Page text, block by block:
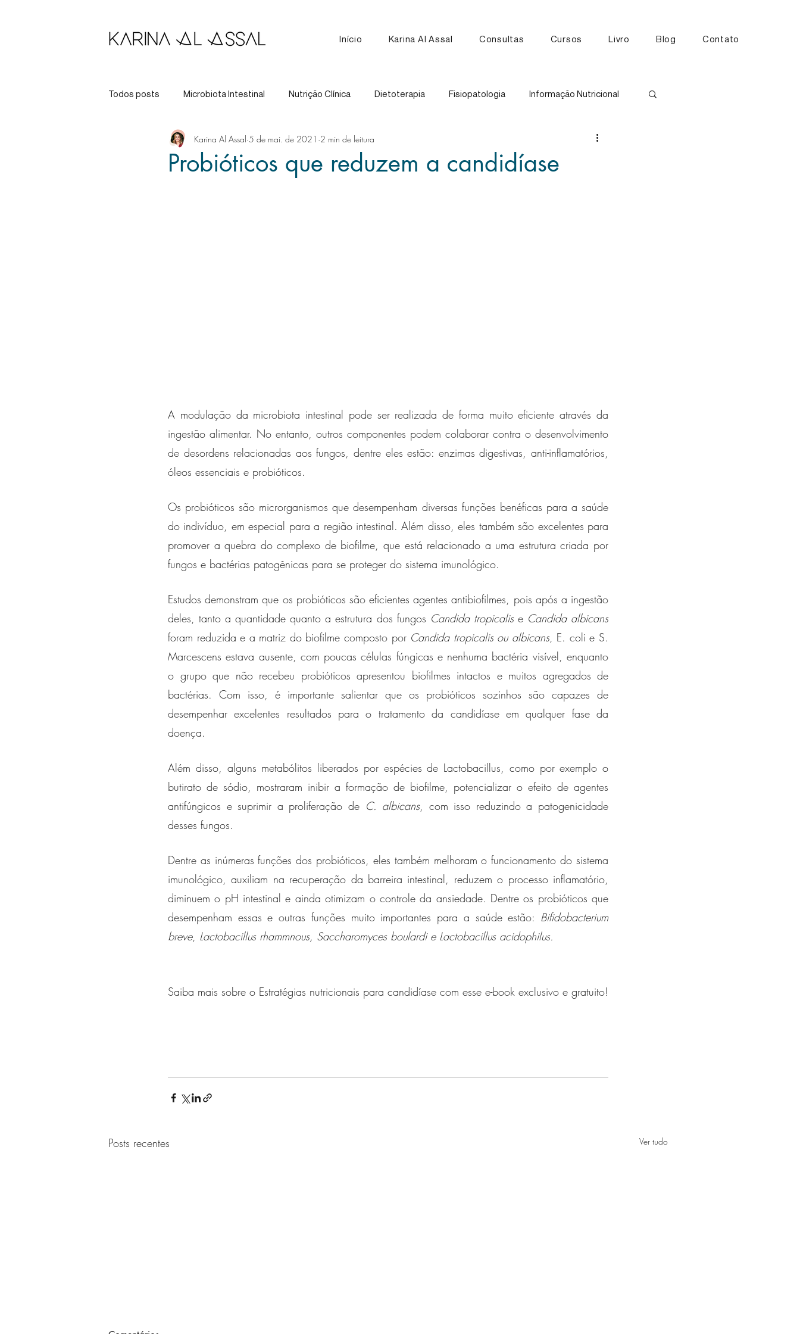
Início Karina Al Assal Consultas Cursos Livro Blog Contato
Todos posts Microbiota Intestinal Nutrição Clínica Dietoterapia Fisiopatologia Informação Nutricional
Longevidade Tratamento Nutrição Esportiva
Probióticos que reduzem a candidíase
Karina Al Assal 5 de mai. de 2021 2 min de leitura
A modulação da microbiota intestinal pode ser realizada de forma muito eficiente através da
ingestão alimentar. No entanto, outros componentes podem colaborar contra o desenvolvimento
de desordens relacionadas aos fungos, dentre eles estão: enzimas digestivas, anti-inflamatórios,
óleos essenciais e probióticos.
Os probióticos são microrganismos que desempenham diversas funções benéficas para a saúde
do indivíduo, em especial para a região intestinal. Além disso, eles também são excelentes para
promover a quebra do complexo de biofilme, que está relacionado a uma estrutura criada por
fungos e bactérias patogênicas para se proteger do sistema imunológico.
Estudos demonstram que os probióticos são eficientes agentes antibiofilmes, pois após a ingestão
deles, tanto a quantidade quanto a estrutura dos fungos Candida tropicalis e Candida albicans
foram reduzida e a matriz do biofilme composto por Candida tropicalis ou albicans, E. coli e S.
Marcescens estava ausente, com poucas células fúngicas e nenhuma bactéria visível, enquanto
o grupo que não recebeu probióticos apresentou biofilmes intactos e muitos agregados de
bactérias. Com isso, é importante salientar que os probióticos sozinhos são capazes de
desempenhar excelentes resultados para o tratamento da candidíase em qualquer fase da
doença.
Além disso, alguns metabólitos liberados por espécies de Lactobacillus, como por exemplo o
butirato de sódio, mostraram inibir a formação de biofilme, potencializar o efeito de agentes
antifúngicos e suprimir a proliferação de C. albicans, com isso reduzindo a patogenicidade
desses fungos.
Dentre as inúmeras funções dos probióticos, eles também melhoram o funcionamento do sistema
imunológico, auxiliam na recuperação da barreira intestinal, reduzem o processo inflamatório,
diminuem o pH intestinal e ainda otimizam o controle da ansiedade. Dentre os probióticos que
desempenham essas e outras funções muito importantes para a saúde estão: Bifidobacterium
breve, Lactobacillus rhammnous, Saccharomyces boulardi e Lactobacillus acidophilus.
Saiba mais sobre o Estratégias nutricionais para candidíase com esse e-book exclusivo e gratuito!
Posts recentes Ver tudo